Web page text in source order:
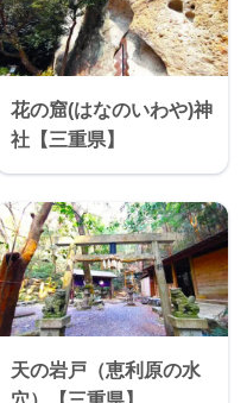
花の窟(はなのいわや)神
社【三重県】
天の岩戸（恵利原の水